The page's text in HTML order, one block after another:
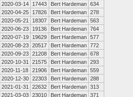
2020-03-14
17443 Bert Hardeman 634
2020-04-25
17826 Bert Hardeman 278
2020-05-21
18307 Bert Hardeman 563
2020-06-23
19136 Bert Hardeman 764
2020-07-19
19629 Bert Hardeman 577
2020-08-23 20517 Bert Hardeman 772
2020-09-23 21208 Bert Hardeman 678
2020-10-31
21575 Bert Hardeman 293
2020-11-18
21906 Bert Hardeman 559
2020-12-30 22303 Bert Hardeman 288
2021-01-31
22632 Bert Hardeman 313
2021-03-03 23010 Bert Hardeman 371